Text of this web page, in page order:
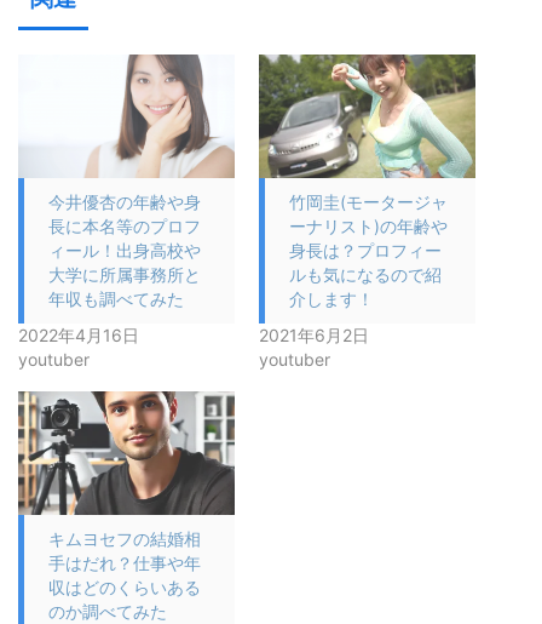
今井優杏の年齢や身
長に本名等のプロフ
ィール！出身高校や
大学に所属事務所と
年収も調べてみた
2022年4月16日
youtuber
竹岡圭(モータージャ
ーナリスト)の年齢や
身長は？プロフィー
ルも気になるので紹
介します！
2021年6月2日
youtuber
キムヨセフの結婚相
手はだれ？仕事や年
収はどのくらいある
のか調べてみた